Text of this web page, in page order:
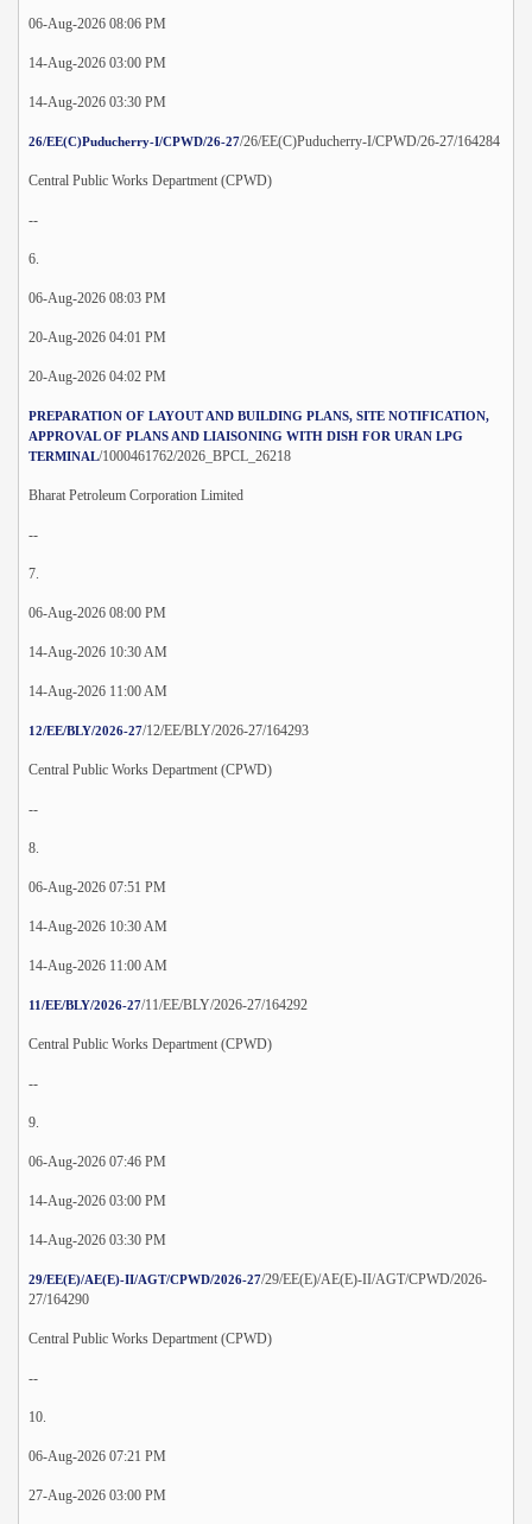
06-Aug-2026 08:06 PM
14-Aug-2026 03:00 PM
14-Aug-2026 03:30 PM
26/EE(C)Puducherry-I/CPWD/26-27/26/EE(C)Puducherry-I/CPWD/26-27/164284
Central Public Works Department (CPWD)
--
6.
06-Aug-2026 08:03 PM
20-Aug-2026 04:01 PM
20-Aug-2026 04:02 PM
PREPARATION OF LAYOUT AND BUILDING PLANS, SITE NOTIFICATION,
APPROVAL OF PLANS AND LIAISONING WITH DISH FOR URAN LPG
TERMINAL/1000461762/2026_BPCL_26218
Bharat Petroleum Corporation Limited
--
7.
06-Aug-2026 08:00 PM
14-Aug-2026 10:30 AM
14-Aug-2026 11:00 AM
12/EE/BLY/2026-27/12/EE/BLY/2026-27/164293
Central Public Works Department (CPWD)
--
8.
06-Aug-2026 07:51 PM
14-Aug-2026 10:30 AM
14-Aug-2026 11:00 AM
11/EE/BLY/2026-27/11/EE/BLY/2026-27/164292
Central Public Works Department (CPWD)
--
9.
06-Aug-2026 07:46 PM
14-Aug-2026 03:00 PM
14-Aug-2026 03:30 PM
29/EE(E)/AE(E)-II/AGT/CPWD/2026-27/29/EE(E)/AE(E)-II/AGT/CPWD/2026-
27/164290
Central Public Works Department (CPWD)
--
10.
06-Aug-2026 07:21 PM
27-Aug-2026 03:00 PM